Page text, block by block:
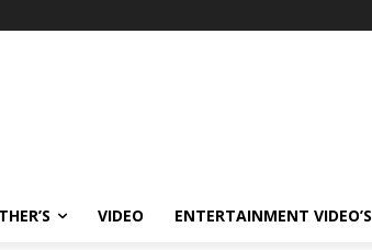
VIDEO ENTERTAINMENT VIDEO’S